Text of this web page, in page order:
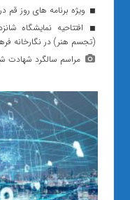
ویژه برنامه های روز قم
افتتاحیه نمایشگاه
(تجسم هنر) در نگارخانه
مراسم سالگرد شهادت